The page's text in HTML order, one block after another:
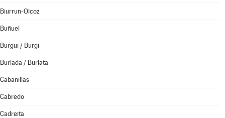
Biurrun-Olcoz
Buñuel
Burgui / Burgi
Burlada / Burlata
Cabanillas
Cabredo
Cadreita